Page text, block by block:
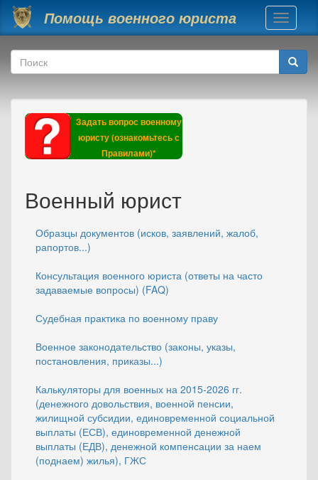
Перейти к основному содержанию
Помощь военного юриста
Toggle
Форма поиска
Поиск
Задать вопрос военному
юристу (ознакомьтесь с
Правилами)*
Военный юрист
Образцы документов (исков, заявлений, жалоб,
рапортов...)
Консультация военного юриста (ответы на часто
задаваемые вопросы) (FAQ)
Судебная практика по военному праву
Военное законодательство (законы, указы,
постановления, приказы...)
Калькуляторы для военных на 2015-2026 гг.
(денежного довольствия, военной пенсии,
жилищной субсидии, единовременной социальной
выплаты (ЕСВ), единовременной денежной
выплаты (ЕДВ), денежной компенсации за наем
(поднаем) жилья), ГЖС